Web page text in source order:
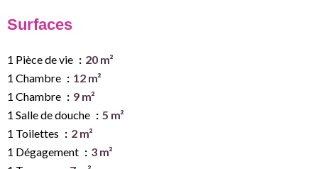
Surfaces
1 Pièce de vie
20 m²
1 Chambre
12 m²
1 Chambre
9 m²
1 Salle de douche
5 m²
1 Toilettes
2 m²
1 Dégagement
3 m²